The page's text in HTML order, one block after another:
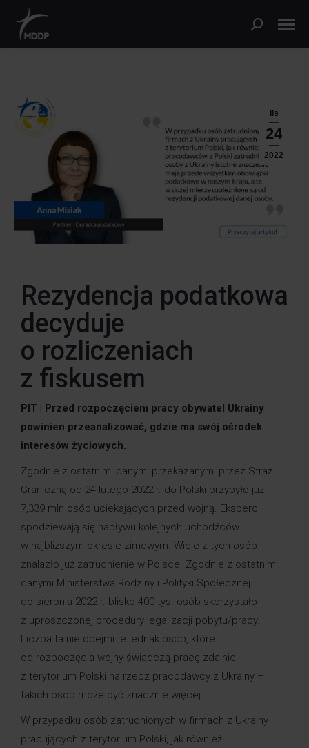
lis
24
2022
Rezydencja podatkowa
decyduje
o rozliczeniach
z fiskusem
PIT | Przed rozpoczęciem pracy obywatel Ukrainy
powinien przeanalizować, gdzie ma swój ośrodek
interesów życiowych.
Zgodnie z ostatnimi danymi przekazanymi przez Straż
Graniczną od 24 lutego 2022 r. do Polski przybyło już
7,339 mln osób uciekających przed wojną. Eksperci
spodziewają się napływu kolejnych uchodźców
w najbliższym okresie zimowym. Wiele z tych osób
znalazło już zatrudnienie w Polsce. Zgodnie z ostatnimi
danymi Ministerstwa Rodziny i Polityki Społecznej
do sierpnia 2022 r. blisko 400 tys. osób skorzystało
z uproszczonej procedury legalizacji pobytu/pracy.
Liczba ta nie obejmuje jednak osób, które
od rozpoczęcia wojny świadczą pracę zdalnie
z terytorium Polski na rzecz pracodawcy z Ukrainy –
takich osób może być znacznie więcej.
W przypadku osób zatrudnionych w firmach z Ukrainy
pracujących z terytorium Polski, jak również